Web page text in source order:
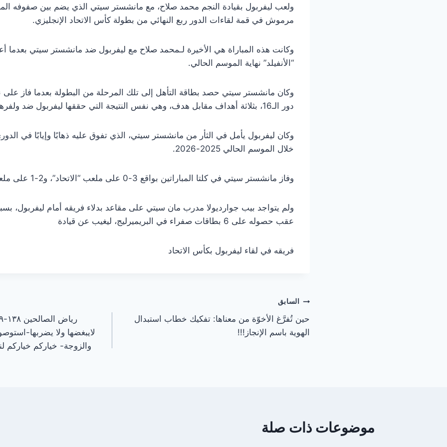
ولعب ليفربول بقيادة النجم محمد صلاح، مع مانشستر سيتي الذي يضم بين صفوفه
مرموش في قمة لقاءات الدور ربع النهائي من بطولة كأس الاتحاد الإنجليزي.
وكانت هذه المباراة هي الأخيرة لـمحمد صلاح مع ليفربول ضد مانشستر سيتي بعدما
“الأنفيلد” نهاية الموسم الحالي.
وكان مانشستر سيتي حصد بطاقة التأهل إلى تلك المرحلة من البطولة بعدما فاز على
دور الـ16، بثلاثة أهداف مقابل هدف، وهي نفس النتيجة التي حققها ليفربول ضد ولفرهامبتون.
وكان ليفربول يأمل في الثأر من مانشستر سيتي، الذي تفوق عليه ذهابًا وإيابًا في
خلال الموسم الحالي 2025-2026.
وفاز مانشستر سيتي في كلتا المباراتين بواقع 3-0 على ملعب “الاتحاد”، و2-1 على ملعب “الأنفيلد”.
ولم يتواجد بيب جوارديولا مدرب مان سيتي على مقاعد بدلاء فريقه أمام ليفربول،
عقب حصوله على 6 بطاقات صفراء في البريميرليج، ليغيب عن قيادة
فريقه في لقاء ليفربول بكأس الاتحاد
تصفّح
المقالات
السابق
حين تُفرَّغ الأخوّة من معناها: تفكيك خطاب استبدال
الهوية باسم الإنجاز!!!‬
لايبغضها ولا يضربها-
والزوجة- خياركم خياركم
موضوعات ذات صلة